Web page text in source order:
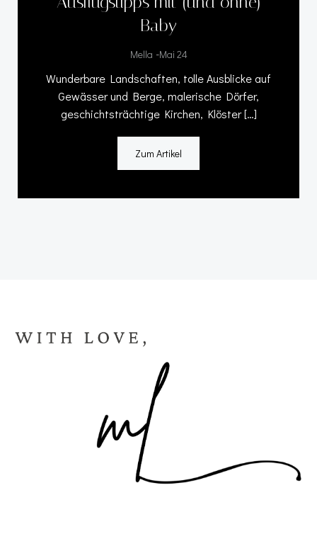
Baby
Mella -Mai 24
Wunderbare Landschaften, tolle Ausblicke auf
Gewässer und Berge, malerische Dörfer,
geschichtsträchtige Kirchen, Klöster […]
Zum Artikel